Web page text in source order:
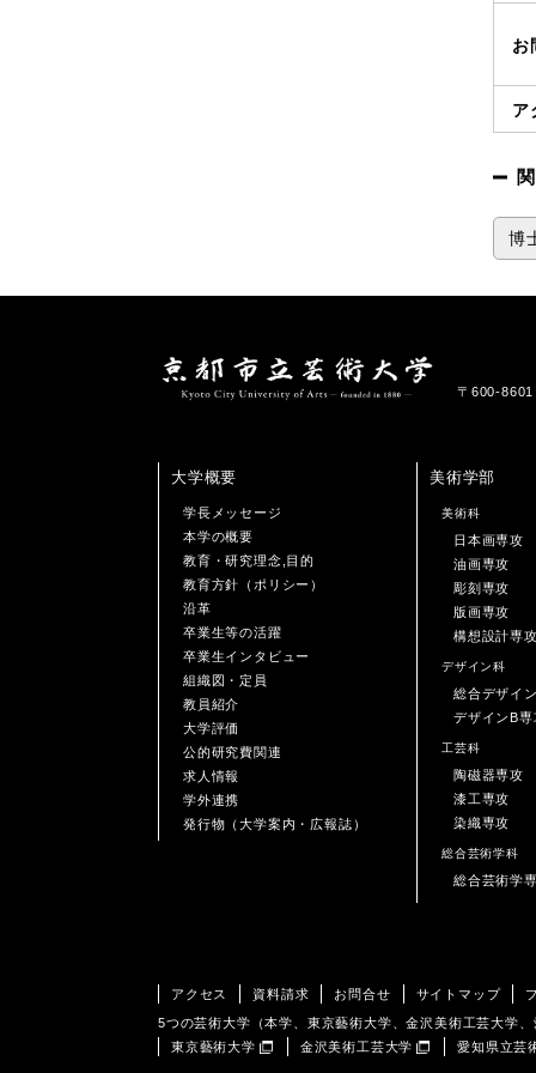
お
ア
博
〒600-
大学概要
学長メッセージ
本学の概要
教育・研究理念,目的
教育方針（ポリシー）
沿革
卒業生等の活躍
卒業生インタビュー
組織図・定員
教員紹介
大学評価
公的研究費関連
求人情報
学外連携
発行物（大学案内・広報誌）
美術学部
美術科
日本画専攻
油画専攻
彫刻専攻
版画専攻
構想設計専
デザイン科
総合デザイ
デザインB専
工芸科
陶磁器専攻
漆工専攻
染織専攻
総合芸術学科
総合芸術学
アクセス 資料請求 お問合せ サイトマップ
5つの芸術大学（本学、東京藝術大学、金沢美術工芸大学
東京藝術大学
金沢美術工芸大学 愛知県立芸